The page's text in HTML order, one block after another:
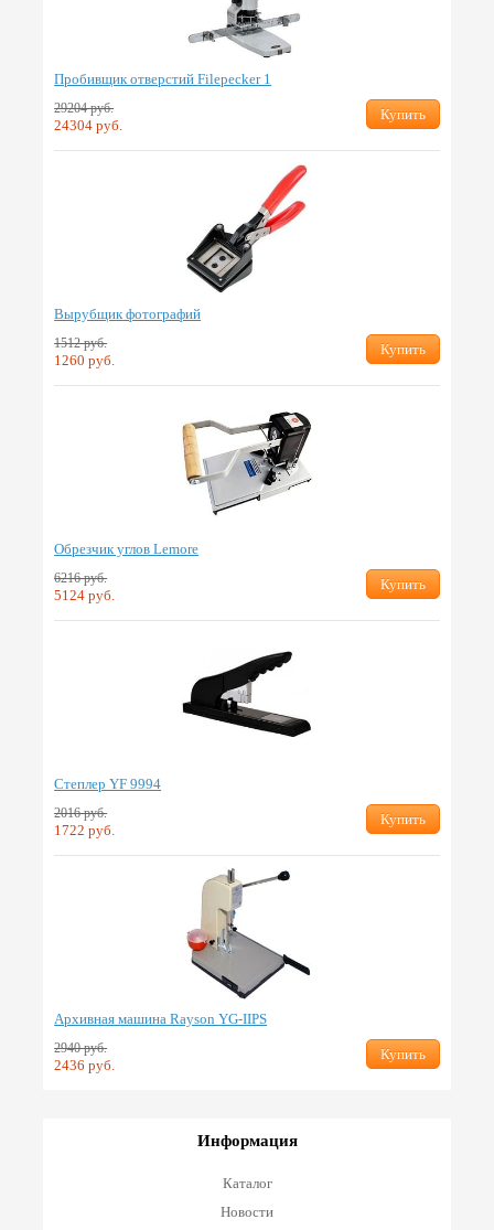
Пробивщик отверстий Filepecker 1
29204 руб.
24304 руб.
Купить
Вырубщик фотографий
1512 руб.
1260 руб.
Купить
Обрезчик углов Lemore
6216 руб.
5124 руб.
Купить
Степлер YF 9994
2016 руб.
1722 руб.
Купить
Архивная машина Rayson YG-IIPS
2940 руб.
2436 руб.
Купить
Информация
Каталог
Новости